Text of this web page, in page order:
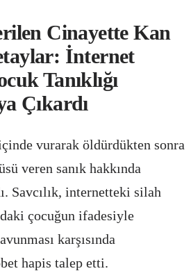
Cinayette Kan
İnternet
Tanıklığı
Çıkardı
vurarak öldürdükten sonra
veren sanık hakkında
Savcılık, internetteki silah
çocuğun ifadesiyle
karşısında
hapis talep etti.